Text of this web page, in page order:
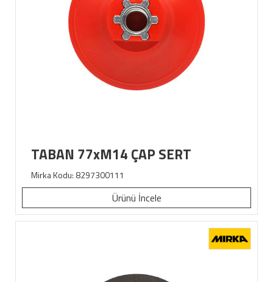
TABAN 77xM14 ÇAP SERT
Mirka Kodu: 8297300111
Ürünü İncele